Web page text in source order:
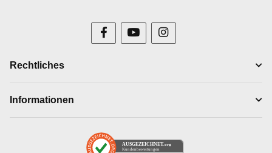
Rechtliches
Informationen
AUSGEZEICHNET .org
Kundenbewertungen